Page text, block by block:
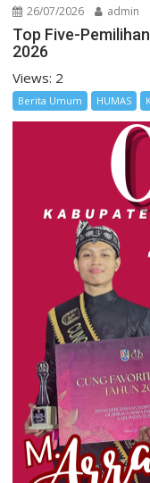
26/07/2026 admin
Top Five-
2026
Views: 2
Berita Umum HUMAS